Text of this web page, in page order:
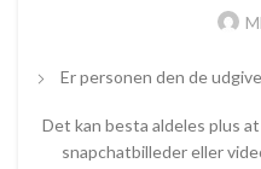
Er personen den de
Det kan besta aldeles plus
snapchatbilleder eller